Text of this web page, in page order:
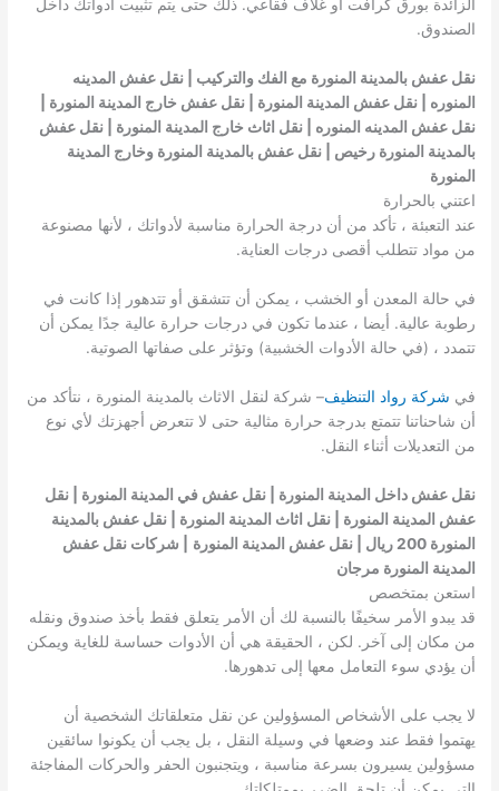
الزائدة بورق كرافت أو غلاف فقاعي. ذلك حتى يتم تثبيت أدواتك داخل
الصندوق.
نقل عفش بالمدينة المنورة مع الفك والتركيب | نقلعفش المدينه
المنوره | نقل عفش المدينة المنورة | نقل عفش خارج المدينة المنورة |
نقل عفش المدينه المنوره | نقل اثاث خارج المدينة المنورة | نقل عفش
بالمدينة المنورة رخيص | نقل عفش بالمدينة المنورة وخارج المدينة
المنورة
اعتني بالحرارة
عند التعبئة ، تأكد من أن درجة الحرارة مناسبة لأدواتك ، لأنها مصنوعة
من مواد تتطلب أقصى درجات العناية.
في حالة المعدن أو الخشب ، يمكن أن تتشقق أو تتدهور إذا كانت في
رطوبة عالية. أيضا ، عندما تكون في درجات حرارة عالية جدًا يمكن أن
تتمدد ، (في حالة الأدوات الخشبية) وتؤثر على صفاتها الصوتية.
في شركة رواد التنظيف– شركة لنقل الاثاث بالمدينة المنورة ، نتأكد من
أن شاحناتنا تتمتع بدرجة حرارة مثالية حتى لا تتعرض أجهزتك لأي نوع
من التعديلات أثناء النقل.
نقل عفش داخل المدينة المنورة | نقل عفش في المدينة المنورة | نقل
عفش المدينة المنورة | نقل اثاث المدينة المنورة | نقل عفش بالمدينة
المنورة 200 ريال | نقل عفش المدينة المنورة
| شركات نقل عفش
المدينة المنورة مرجان
استعن بمتخصص
قد يبدو الأمر سخيفًا بالنسبة لك أن الأمر يتعلق فقط بأخذ صندوق ونقله
من مكان إلى آخر. لكن ، الحقيقة هي أن الأدوات حساسة للغاية ويمكن
أن يؤدي سوء التعامل معها إلى تدهورها.
لا يجب على الأشخاص المسؤولين عن نقل متعلقاتك الشخصية أن
يهتموا فقط عند وضعها في وسيلة النقل ، بل يجب أن يكونوا سائقين
مسؤولين يسيرون بسرعة مناسبة ، ويتجنبون الحفر والحركات المفاجئة